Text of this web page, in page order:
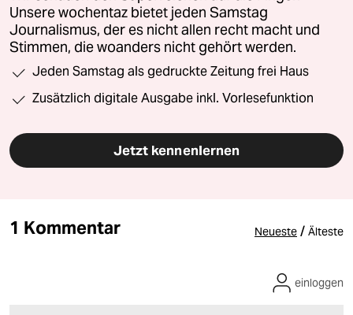
Unsere wochentaz bietet jeden Samstag
Journalismus, der es nicht allen recht macht und
Stimmen, die woanders nicht gehört werden.
Jeden Samstag als gedruckte Zeitung frei Haus
Zusätzlich digitale Ausgabe inkl. Vorlesefunktion
Jetzt kennenlernen
1 Kommentar Neueste / Älteste
einloggen